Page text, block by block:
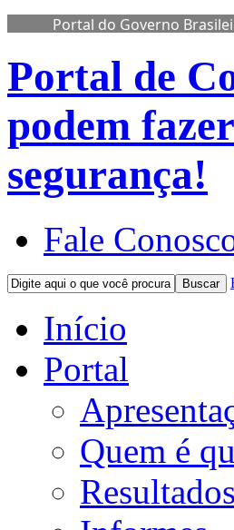
Portal do Governo
Portal de
podem
segurança!
Fale
Buscar
Início
Portal
Quem é
Resultados